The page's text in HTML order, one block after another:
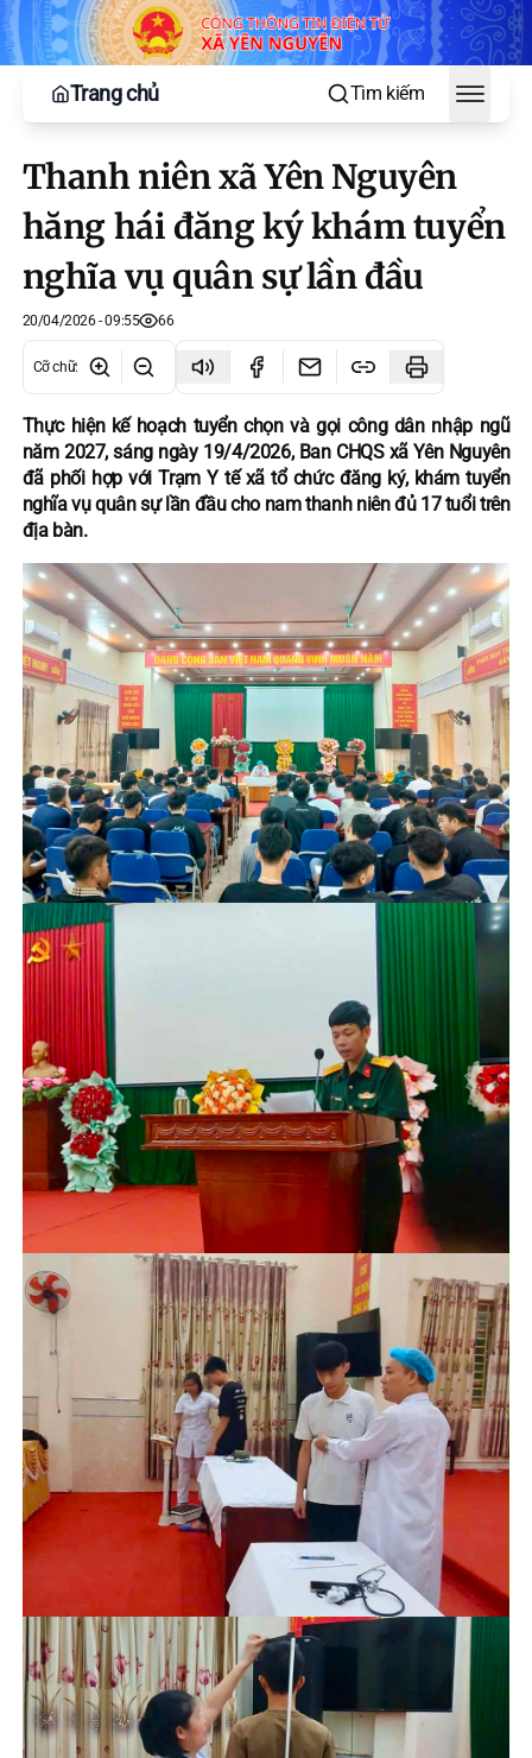
Trang chủ Tìm kiếm
Toggle
Thanh niên xã Yên Nguyên
hăng hái đăng ký khám tuyển
nghĩa vụ quân sự lần đầu
20/04/2026 - 09:55 66
Cỡ chữ:
Thực hiện kế hoạch tuyển chọn và gọi công dân nhập ngũ
năm 2027, sáng ngày 19/4/2026, Ban CHQS xã Yên Nguyên
đã phối hợp với Trạm Y tế xã tổ chức đăng ký, khám tuyển
nghĩa vụ quân sự lần đầu cho nam thanh niên đủ 17 tuổi trên
địa bàn.